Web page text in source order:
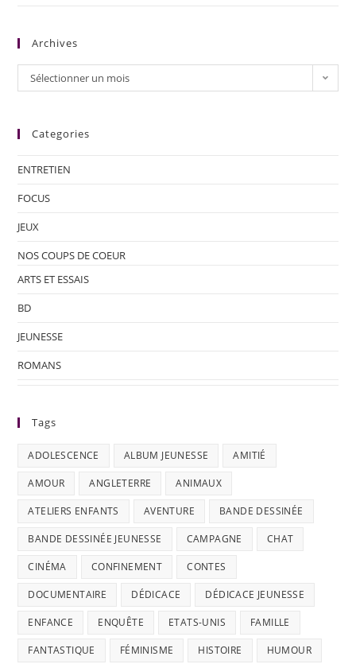
Archives
Sélectionner un mois
Categories
ENTRETIEN
FOCUS
JEUX
NOS COUPS DE COEUR
ARTS ET ESSAIS
BD
JEUNESSE
ROMANS
Tags
ADOLESCENCE ALBUM JEUNESSE AMITIÉ
AMOUR ANGLETERRE ANIMAUX
ATELIERS ENFANTS AVENTURE BANDE DESSINÉE
BANDE DESSINÉE JEUNESSE CAMPAGNE CHAT
CINÉMA CONFINEMENT CONTES
DOCUMENTAIRE DÉDICACE DÉDICACE JEUNESSE
ENFANCE ENQUÊTE ETATS-UNIS FAMILLE
FANTASTIQUE FÉMINISME HISTOIRE HUMOUR